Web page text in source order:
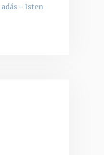
– Isten